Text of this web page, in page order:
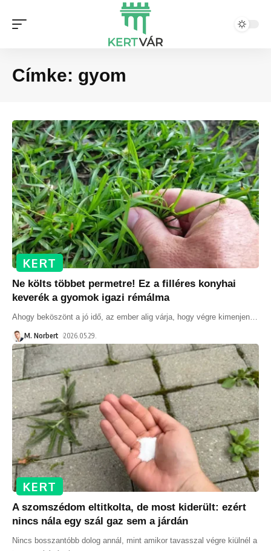
Címke: gyom
KERT
Ne költs többet permetre! Ez a filléres konyhai
keverék a gyomok igazi rémálma
Ahogy beköszönt a jó idő, az ember alig várja, hogy végre kimenjen
M. Norbert 2026.05.29.
KERT
A szomszédom eltitkolta, de most kiderült: ezért
nincs nála egy szál gaz sem a járdán
Nincs bosszantóbb dolog annál, mint amikor tavasszal végre kiülnél a